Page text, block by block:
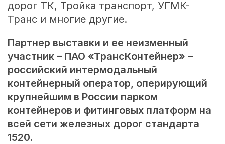
дорог ТК, Тройка транспорт, УГМК-
Транс и многие другие.
Партнер выставки и ее неизменный
участник – ПАО «ТрансКонтейнер» –
российский интермодальный
контейнерный оператор, оперирующий
крупнейшим в России парком
контейнеров и фитинговых платформ на
всей сети железных дорог стандарта
1520.